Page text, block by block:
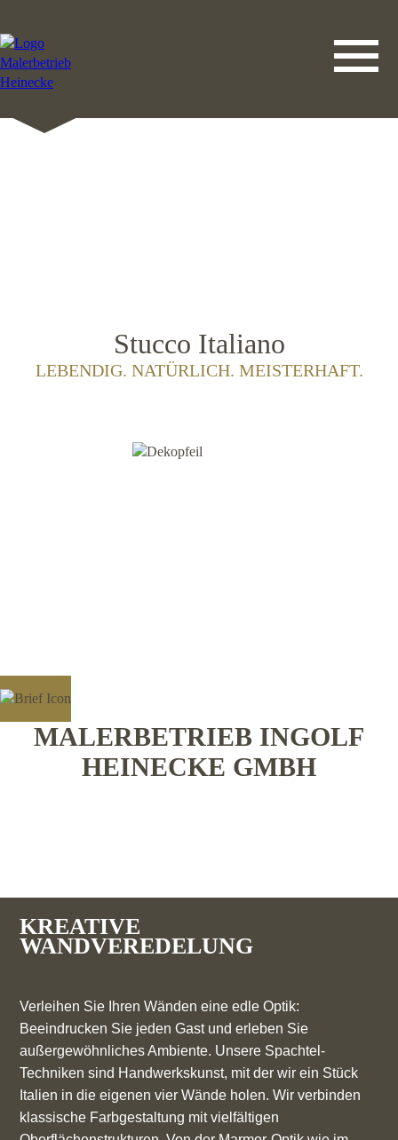
Stucco Italiano
LEBENDIG. NATÜRLICH. MEISTERHAFT.
MALERBETRIEB INGOLF
HEINECKE GMBH
KREATIVE
WANDVEREDELUNG
Verleihen Sie Ihren Wänden eine edle Optik:
Beeindrucken Sie jeden Gast und erleben Sie
außergewöhnliches Ambiente. Unsere Spachtel-
Techniken sind Handwerkskunst, mit der wir ein Stück
Italien in die eigenen vier Wände holen. Wir verbinden
klassische Farbgestaltung mit vielfältigen